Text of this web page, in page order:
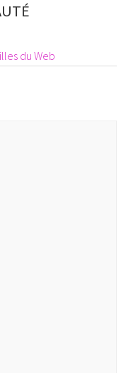
du Web